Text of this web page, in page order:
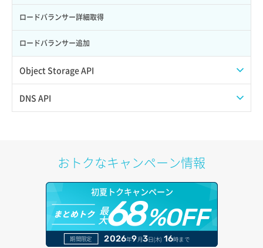
サーバー削除
サーバー操作（起動/停止/再起動/強制停止）
サーバー設定切替
ポートデタッチ
ボリュームアタッチ
ボリュームデタッチ
ポート詳細取得
ロードバランサー詳細取得
ロードバランサー追加
Object Storage API
Web公開
オブジェクトダウンロード
オブジェクトバージョン管理
DNS API
ドメイン情報登録
ドメイン詳細取得
おトクなキャンペーン情報
初夏トクキャンペーン
まとめトク 最
大68%OFF
期間限定 2026年9月3日(木) 16時まで